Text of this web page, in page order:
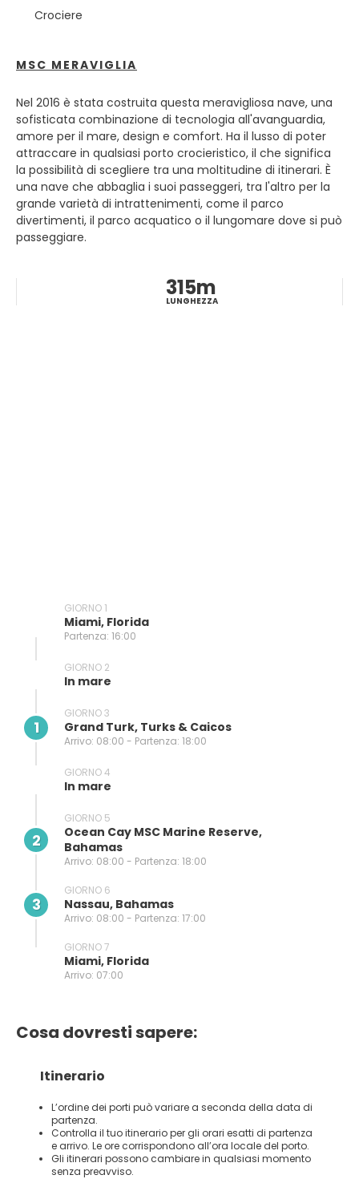
Crociere
MSC MERAVIGLIA
Nel 2016 è stata costruita questa meravigliosa nave, una
sofisticata combinazione di tecnologia all'avanguardia,
amore per il mare, design e comfort. Ha il lusso di poter
attraccare in qualsiasi porto crocieristico, il che significa
la possibilità di scegliere tra una moltitudine di itinerari. È
una nave che abbaglia i suoi passeggeri, tra l'altro per la
grande varietà di intrattenimenti, come il parco
divertimenti, il parco acquatico o il lungomare dove si può
passeggiare.
315m
LUNGHEZZA
GIORNO 1
Miami, Florida
Partenza: 16:00
GIORNO 2
In mare
1
GIORNO 3
Grand Turk, Turks & Caicos
Arrivo: 08:00 - Partenza: 18:00
GIORNO 4
In mare
2
GIORNO 5
Ocean Cay MSC Marine Reserve,
Bahamas
Arrivo: 08:00 - Partenza: 18:00
3
GIORNO 6
Nassau, Bahamas
Arrivo: 08:00 - Partenza: 17:00
GIORNO 7
Miami, Florida
Arrivo: 07:00
semplicemente le sue spiagge di sabbia bianca.
Cosa dovresti sapere:
Itinerario
L’ordine dei porti può variare a seconda della data di
partenza.
Controlla il tuo itinerario per gli orari esatti di partenza
e arrivo. Le ore corrispondono all’ora locale del porto.
Gli itinerari possono cambiare in qualsiasi momento
senza preavviso.